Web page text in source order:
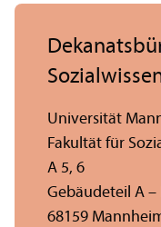
Universität
Fakultät für
A 5, 6
Gebäudeteil A –
68159